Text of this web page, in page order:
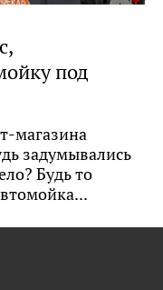
под
магазина
задумывались
Будь то